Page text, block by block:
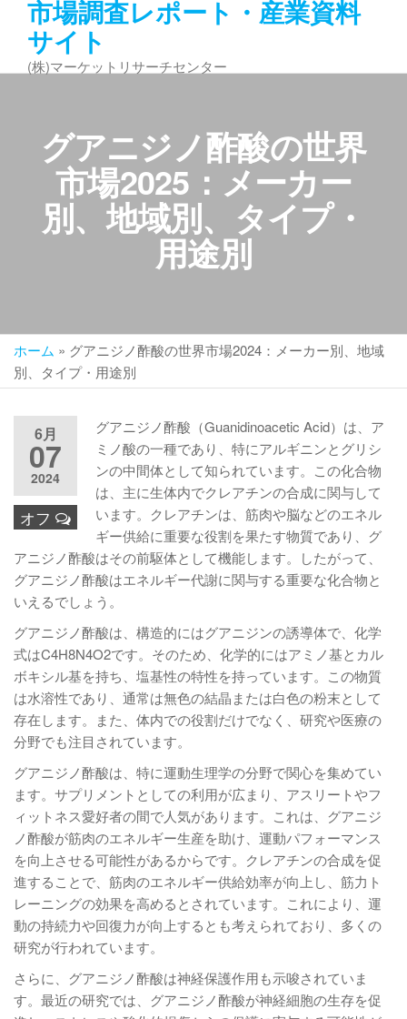
ン
市場調査レポート・産業資料
サイト
(株)マーケットリサーチセンター
グアニジノ酢酸の世界
市場2025：メーカー
別、地域別、タイプ・
用途別
ホーム » グアニジノ酢酸の世界市場2024：メーカー別、地域
別、タイプ・用途別
6月
07
2024
オフ
グアニジノ酢酸（Guanidinoacetic Acid）は、ア
ミノ酸の一種であり、特にアルギニンとグリシ
ンの中間体として知られています。この化合物
は、主に生体内でクレアチンの合成に関与して
います。クレアチンは、筋肉や脳などのエネル
ギー供給に重要な役割を果たす物質であり、グ
アニジノ酢酸はその前駆体として機能します。したがって、
グアニジノ酢酸はエネルギー代謝に関与する重要な化合物と
いえるでしょう。
グアニジノ酢酸は、構造的にはグアニジンの誘導体で、化学
式はC4H8N4O2です。そのため、化学的にはアミノ基とカル
ボキシル基を持ち、塩基性の特性を持っています。この物質
は水溶性であり、通常は無色の結晶または白色の粉末として
存在します。また、体内での役割だけでなく、研究や医療の
分野でも注目されています。
グアニジノ酢酸は、特に運動生理学の分野で関心を集めてい
ます。サプリメントとしての利用が広まり、アスリートやフ
ィットネス愛好者の間で人気があります。これは、グアニジ
ノ酢酸が筋肉のエネルギー生産を助け、運動パフォーマンス
を向上させる可能性があるからです。クレアチンの合成を促
進することで、筋肉のエネルギー供給効率が向上し、筋力ト
レーニングの効果を高めるとされています。これにより、運
動の持続力や回復力が向上するとも考えられており、多くの
研究が行われています。
さらに、グアニジノ酢酸は神経保護作用も示唆されていま
す。最近の研究では、グアニジノ酢酸が神経細胞の生存を促